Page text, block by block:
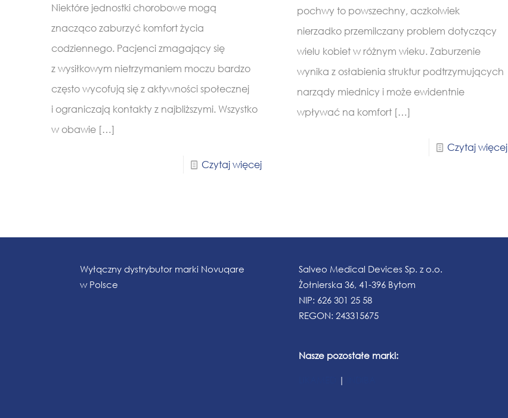
Niektóre jednostki chorobowe mogą
znacząco zaburzyć komfort życia
codziennego. Pacjenci zmagający się
z wysiłkowym nietrzymaniem moczu bardzo
często wycofują się z aktywności społecznej
i ograniczają kontakty z najbliższymi. Wszystko
w obawie […]
Czytaj więcej
pochwy to powszechny, aczkolwiek
nierzadko przemilczany problem dotyczący
wielu kobiet w różnym wieku. Zaburzenie
wynika z osłabienia struktur podtrzymujących
narządy miednicy i może ewidentnie
wpływać na komfort […]
Czytaj więcej
Wyłączny dystrybutor marki Novuqare
w Polsce
Salveo Medical Devices Sp. z o.o.
Żołnierska 36, 41-396 Bytom
NIP: 626 301 25 58
REGON: 243315675
Nasze pozostałe marki:
|